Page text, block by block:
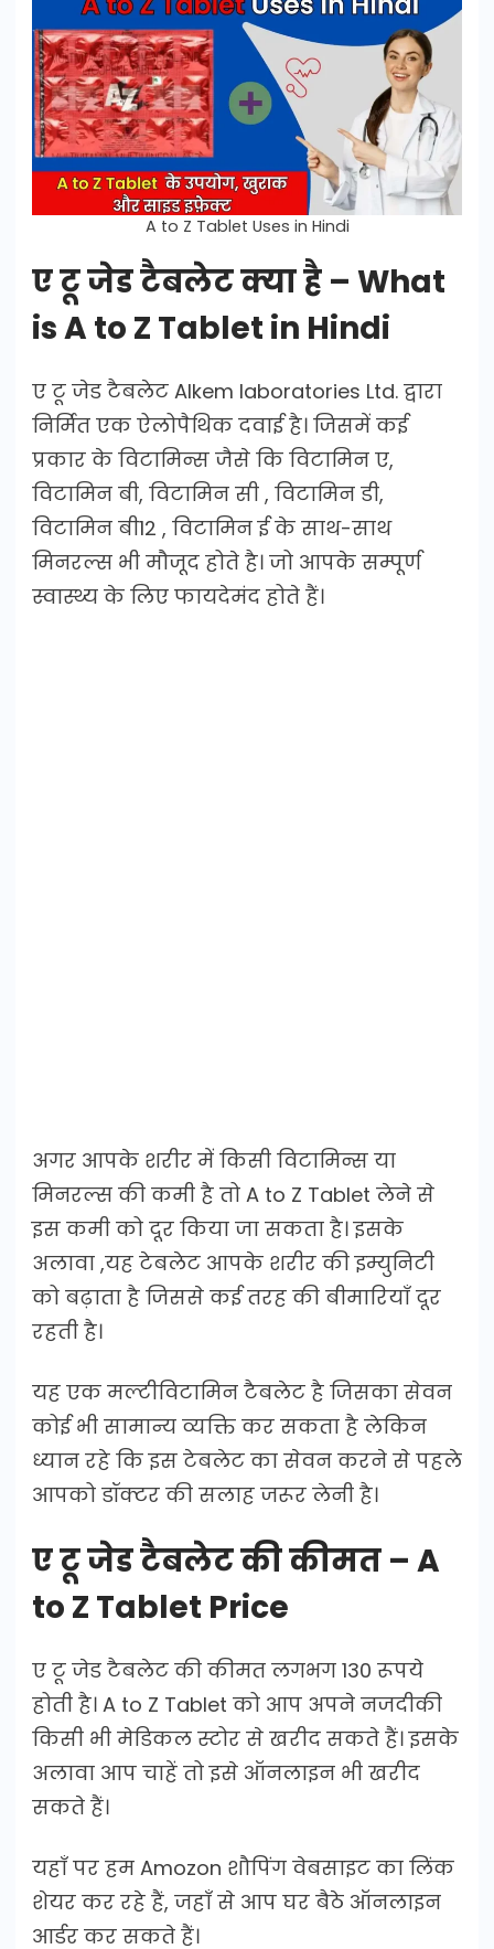
A to Z Tablet Uses in Hindi
ए टू जेड टैबलेट क्या है – What
is A to Z Tablet in Hindi
ए टू जेड टैबलेट Alkem laboratories Ltd. द्वारा
निर्मित एक ऐलोपैथिक दवाई है। जिसमें कई
प्रकार के विटामिन्स जैसे कि विटामिन ए,
विटामिन बी, विटामिन सी , विटामिन डी,
विटामिन बी12 , विटामिन ई के साथ-साथ
मिनरल्स भी मौजूद होते है। जो आपके सम्पूर्ण
स्वास्थ्य के लिए फायदेमंद होते हैं।
अगर आपके शरीर में किसी विटामिन्स या
मिनरल्स की कमी है तो A to Z Tablet लेने से
इस कमी को दूर किया जा सकता है। इसके
अलावा ,यह टेबलेट आपके शरीर की इम्युनिटी
को बढ़ाता है जिससे कई तरह की बीमारियाँ दूर
रहती है।
यह एक मल्टीविटामिन टैबलेट है जिसका सेवन
कोई भी सामान्य व्यक्ति कर सकता है लेकिन
ध्यान रहे कि इस टेबलेट का सेवन करने से पहले
आपको डॉक्टर की सलाह जरूर लेनी है।
ए टू जेड टैबलेट की कीमत – A
to Z Tablet Price
ए टू जेड टैबलेट की कीमत लगभग 130 रूपये
होती है। A to Z Tablet को आप अपने नजदीकी
किसी भी मेडिकल स्टोर से खरीद सकते हैं। इसके
अलावा आप चाहें तो इसे ऑनलाइन भी खरीद
सकते हैं।
यहाँ पर हम Amozon शौपिंग वेबसाइट का लिंक
शेयर कर रहे हैं, जहाँ से आप घर बैठे ऑनलाइन
आर्डर कर सकते हैं।